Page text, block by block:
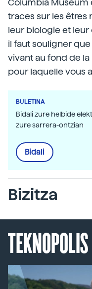
Columbia Museum
traces sur les êtres
leur biologie et
il faut souligner
vivant au fond de
pour laquelle vous
BULETINA
Bidali zure helbide
zure sarrera-ontzian
Bidali
Bizitza
TEKNOPOLIS